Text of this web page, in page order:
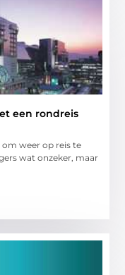
een rondreis
weer op reis te
wat onzeker, maar